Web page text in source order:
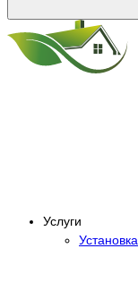
Услуги
Установка